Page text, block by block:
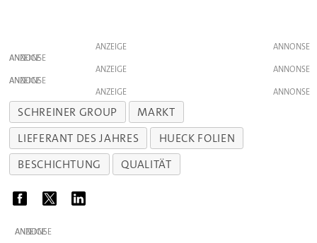
ANZEIGE
ANZEIGE
ANZEIGE
ANZEIGE
ANZEIGE
SCHREINER GROUP
MARKT
LIEFERANT DES JAHRES
HUECK FOLIEN
BESCHICHTUNG
QUALITÄT
ANZEIGE